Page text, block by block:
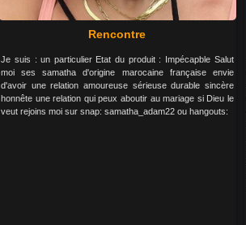
Rencontre
Je suis : un particulier Etat du produit : Impécapble Salut
moi ses samatha d'origine marocaine française envie
d'avoir une relation amoureuse sérieuse durable sincère
honnête une relation qui peux aboutir au mariage si Dieu le
veut rejoins moi sur snap: samatha_adam22 ou hangouts: